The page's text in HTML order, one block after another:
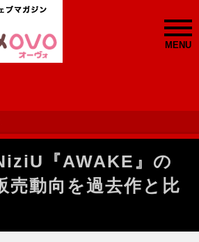
MENU
『AWAKE』の
売動向を過去作と比